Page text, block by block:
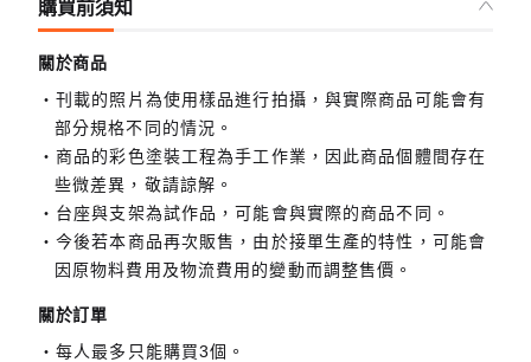
購買前須知
關於商品
刊載的照片為使用樣品進行拍攝，與實際商品可能會有
部分規格不同的情況。
商品的彩色塗裝工程為手工作業，因此商品個體間存在
些微差異，敬請諒解。
台座與支架為試作品，可能會與實際的商品不同。
今後若本商品再次販售，由於接單生產的特性，可能會
因原物料費用及物流費用的變動而調整售價。
關於訂單
每人最多只能購買3個。